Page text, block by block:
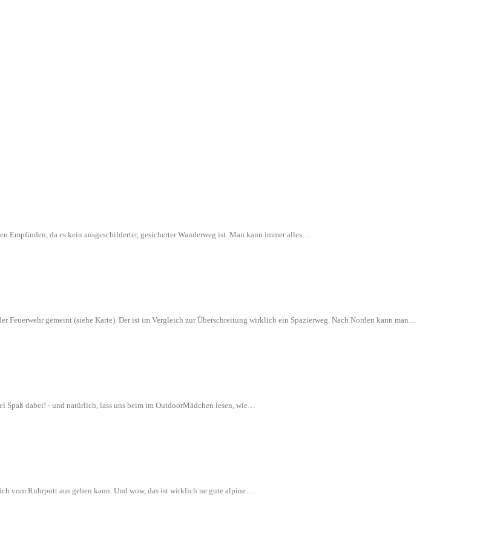
da es kein ausgeschilderter, gesicherter Wanderweg ist. Man kann immer alles…
gemeint (siehe Karte). Der ist im Vergleich zur Überschreitung wirklich ein Spazierweg. Nach Norden kann man…
Spaß dabei! - und natürlich, lass uns beim im OutdoorMädchen lesen, wie…
vom Ruhrpott aus gehen kann. Und wow, das ist wirklich ne gute alpine…